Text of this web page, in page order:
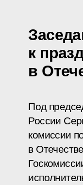
к
в
Под
России
комиссии
в